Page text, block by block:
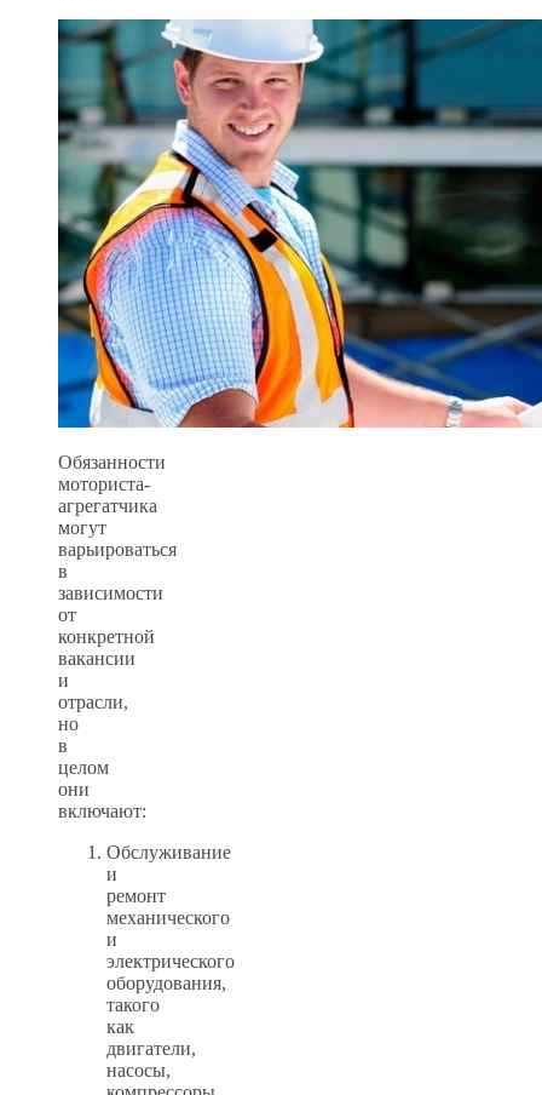
Обязанности
моториста-
агрегатчика
могут
варьироваться
в
зависимости
от
конкретной
вакансии
и
отрасли,
но
в
целом
они
включают:
Обслуживание
и
ремонт
механического
и
электрического
оборудования,
такого
как
двигатели,
насосы,